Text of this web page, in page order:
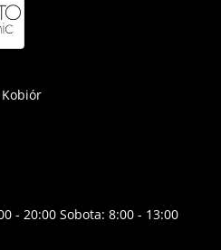
- 20:00 Sobota: 8:00 - 13:00